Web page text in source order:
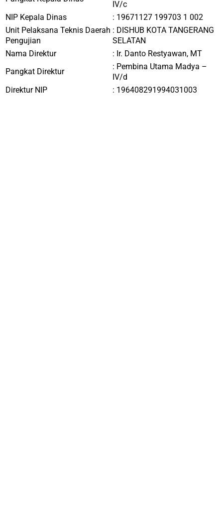
IV/c
NIP Kepala Dinas
: 19671127 199703 1 002
Unit Pelaksana Teknis Daerah
Pengujian
: DISHUB KOTA TANGERANG
SELATAN
Nama Direktur
: Ir. Danto Restyawan, MT
Pangkat Direktur
: Pembina Utama Madya –
IV/d
Direktur NIP
: 196408291994031003